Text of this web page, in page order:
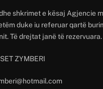
shkrimet e kësaj Agjencie
duke iu referuar qartë
Të drejtat janë të rezervuara.
ZYMBERI